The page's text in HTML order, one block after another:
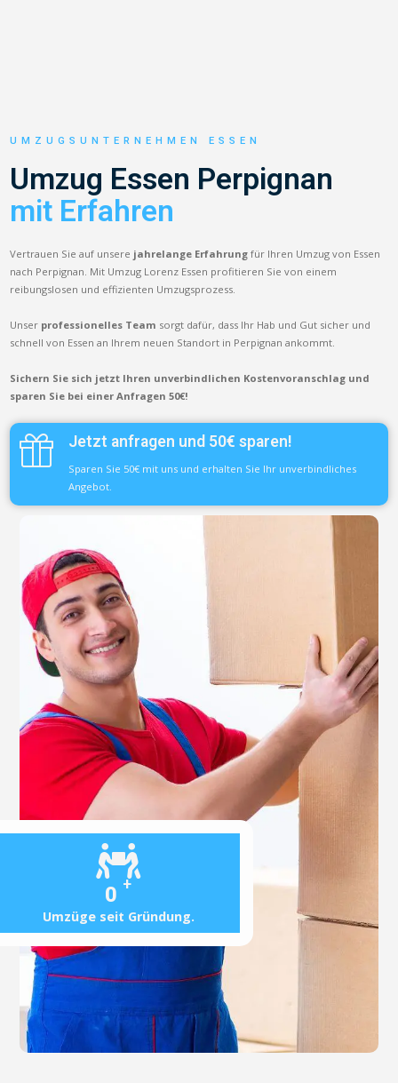
0 +
Umzüge seit Gründung.
UMZUGSUNTERNEHMEN ESSEN
Umzug Essen Perpignan
mit Erfahren
Vertrauen Sie auf unsere jahrelange Erfahrung für Ihren Umzug von Essen
nach Perpignan. Mit Umzug Lorenz Essen profitieren Sie von einem
reibungslosen und effizienten Umzugsprozess.
Unser professionelles Team sorgt dafür, dass Ihr Hab und Gut sicher und
schnell von Essen an Ihrem neuen Standort in Perpignan ankommt.
Sichern Sie sich jetzt Ihren unverbindlichen Kostenvoranschlag und
sparen Sie bei einer Anfragen 50€!
Jetzt anfragen und 50€ sparen!
Sparen Sie 50€ mit uns und erhalten Sie Ihr unverbindliches
Angebot.